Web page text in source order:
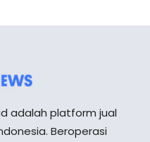
adalah platform jual
Beroperasi